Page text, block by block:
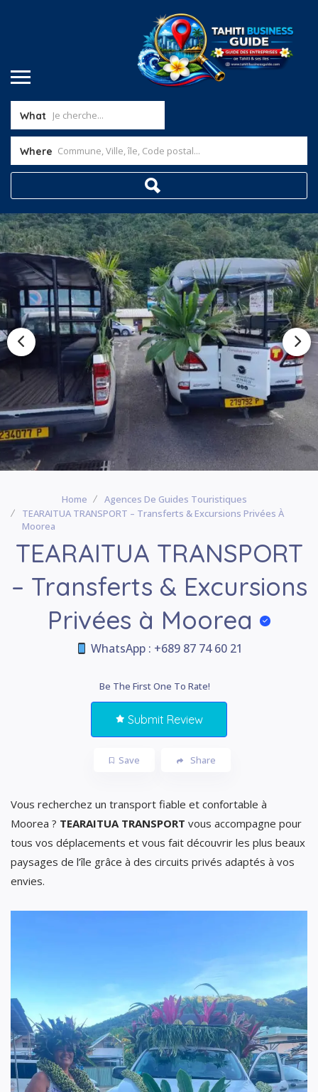
What
Where
Home
Agences De Guides Touristiques
TEARAITUA TRANSPORT – Transferts & Excursions Privées À
Moorea
TEARAITUA TRANSPORT
– Transferts & Excursions
Privées à Moorea
WhatsApp : +689 87 74 60 21
Be The First One To Rate!
Submit Review
Save Share
Vous recherchez un transport fiable et confortable à
Moorea ? TEARAITUA TRANSPORT vous accompagne pour
tous vos déplacements et vous fait découvrir les plus beaux
paysages de l’île grâce à des circuits privés adaptés à vos
envies.